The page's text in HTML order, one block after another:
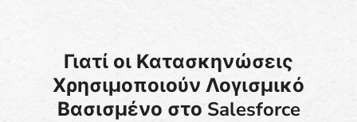
Γιατί οι Κατασκηνώσεις
Χρησιμοποιούν Λογισμικό
Βασισμένο στο Salesforce